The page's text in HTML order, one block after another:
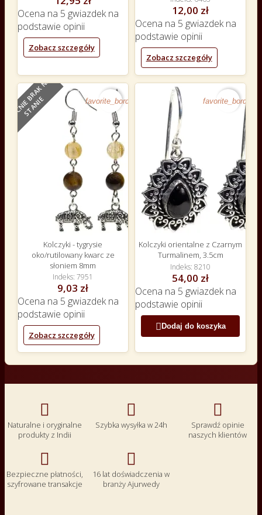
Ocena na 5 gwiazdek na
podstawie opinii
Zobacz szczegóły
12,00 zł
Ocena na 5 gwiazdek na
podstawie opinii
Zobacz szczegóły
O
B
E
C
N
I
E
B
R
A
K
N
A
S
T
A
N
I
E favorite_border
Kolczyki - tygrysie
oko/rutilowany kwarc ze
słoniem 8mm
Indeks 7951
9,03 zł
Ocena na 5 gwiazdek na
podstawie opinii
Zobacz szczegóły
favorite_border
Kolczyki orientalne z Czarnym
Turmalinem, 3.5cm
Indeks 8210
54,00 zł
Ocena na 5 gwiazdek na
podstawie opinii
Dodaj do koszyka

Naturalne i oryginalne
produkty z Indii

Szybka wysyłka w 24h

Sprawdź opinie
naszych klientów

Bezpieczne płatności,
szyfrowane transakcje

16 lat doświadczenia w
branży Ajurwedy